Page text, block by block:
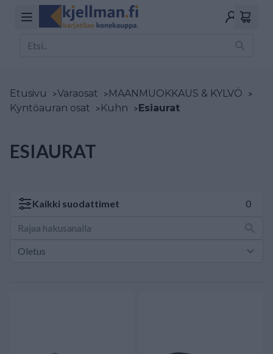
Etusivu >Varaosat >MAANMUOKKAUS & KYLVÖ >
Kyntöauran osat >Kuhn >Esiaurat
ESIAURAT
Kaikki suodattimet 0